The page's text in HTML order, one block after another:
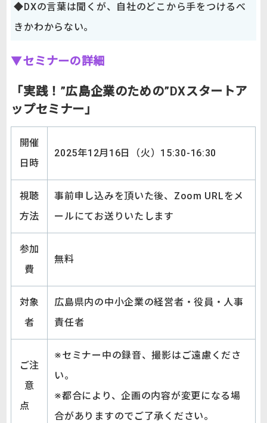
◆DXの言葉は聞くが、自社のどこから手をつけるべ
きかわからない。
▼セミナーの詳細
「実践！”広島企業のための”DXスタートア
ップセミナー」
開催
日時
2025年12月16日（火）15:30-16:30
視聴
方法
事前申し込みを頂いた後、Zoom URLをメ
ールにてお送りいたします
参加
費
無料
対象
者
広島県内の中小企業の経営者・役員・人事
責任者
ご注
意
点
※セミナー中の録音、撮影はご遠慮くださ
い。
※都合により、企画の内容が変更になる場
合がありますのでご了承ください。